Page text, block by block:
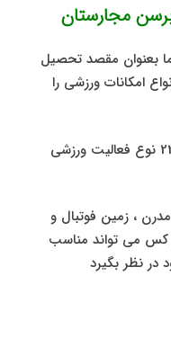
مجارستان
بعنوان مقصد تحصیل
امکانات ورزشی را
دانشجویان ما حق انتخاب از میان 23 نوع فعالیت ورزشی
، زمین فوتبال و
می تواند مناسب
در نظر بگیرد